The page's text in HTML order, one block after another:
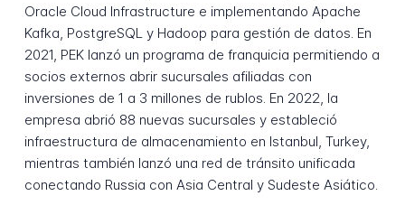
Oracle Cloud Infrastructure e implementando Apache
Kafka, PostgreSQL y Hadoop para gestión de datos. En
2021, PEK lanzó un programa de franquicia permitiendo a
socios externos abrir sucursales afiliadas con
inversiones de 1 a 3 millones de rublos. En 2022, la
empresa abrió 88 nuevas sucursales y estableció
infraestructura de almacenamiento en Istanbul, Turkey,
mientras también lanzó una red de tránsito unificada
conectando Russia con Asia Central y Sudeste Asiático.